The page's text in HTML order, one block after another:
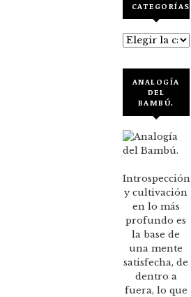
CATEGORÍAS
Categorías
ANALOGÍA
DEL
BAMBÚ.
Introspección
y cultivación
en lo más
profundo es
la base de
una mente
satisfecha, de
dentro a
fuera, lo que